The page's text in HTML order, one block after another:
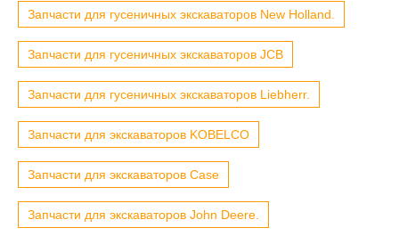
Запчасти для гусеничных экскаваторов New Holland.
Запчасти для гусеничных экскаваторов JCB
Запчасти для гусеничных экскаваторов Liebherr.
Запчасти для экскаваторов KOBELCO
Запчасти для экскаваторов Case
Запчасти для экскаваторов John Deere.